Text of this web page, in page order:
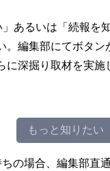
あるいは「続報を
編集部にてボタン
に深掘り取材を実
もっと知りたい
の場合、編集部直